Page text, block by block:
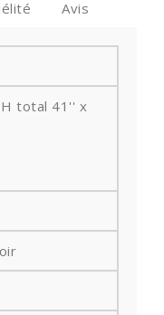
Avis
total 41'' x